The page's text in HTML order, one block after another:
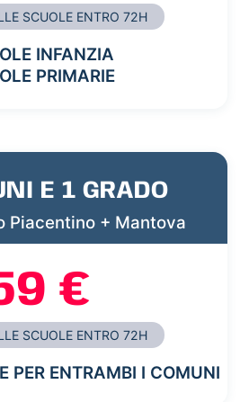
SCUOLE ENTRO 72H
INFANZIA
PRIMARIE
E 1 GRADO
Piacentino + Mantova
€
SCUOLE ENTRO 72H
PER ENTRAMBI I COMUNI